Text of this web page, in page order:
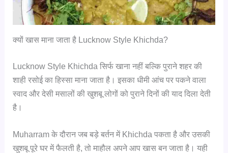
क्यों खास माना जाता है Lucknow Style Khichda?
Lucknow Style Khichda सिर्फ खाना नहीं बल्कि पुराने शहर की
शाही रसोई का हिस्सा माना जाता है। इसका धीमी आंच पर पकने वाला
स्वाद और देसी मसालों की खुशबू लोगों को पुराने दिनों की याद दिला देती
है।
Muharram के दौरान जब बड़े बर्तन में Khichda पकता है और उसकी
खुशबू पूरे घर में फैलती है, तो माहौल अपने आप खास बन जाता है। यही